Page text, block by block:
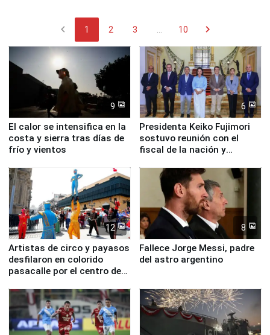
chevron_left 1 2 3 10 chevron_right
9
El calor se intensifica en la
costa y sierra tras días de
frío y vientos
6
Presidenta Keiko Fujimori
sostuvo reunión con el
fiscal de la nación y
12
Artistas de circo y payasos
desfilaron en colorido
pasacalle por el centro de
8
Fallece Jorge Messi, padre
del astro argentino